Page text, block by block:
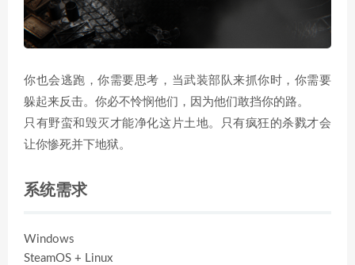
你也会逃跑，你需要思考，当武装部队来抓你时，你需要
躲起来反击。你必不怜悯他们，因为他们敢挡你的路。
只有野蛮和毁灭才能净化这片土地。只有疯狂的杀戮才会
让你惨死并下地狱。
系统需求
Windows
SteamOS + Linux